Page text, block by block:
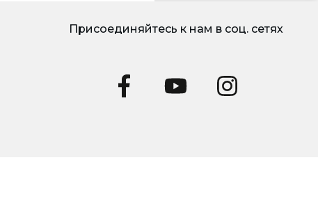
Присоединяйтесь к нам в соц. сетях